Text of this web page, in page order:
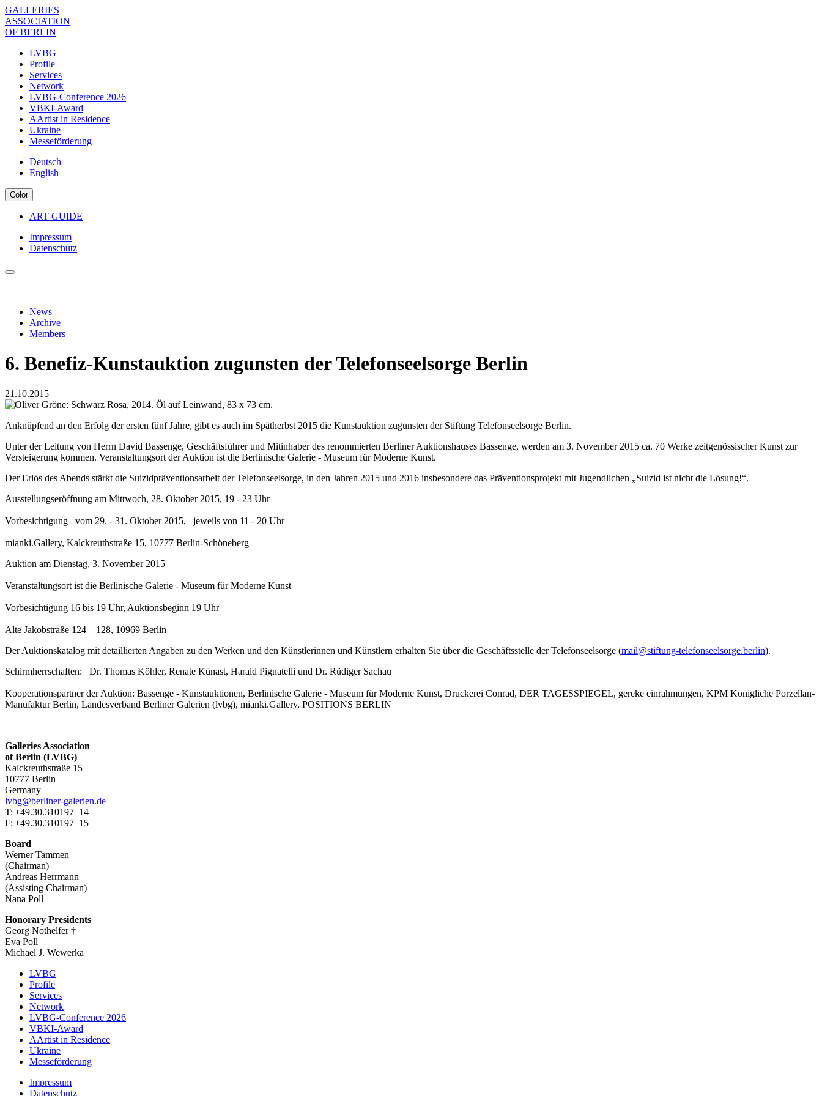
Skip
to
main
GALLERIES
ASSOCIATION
OF BERLIN
Menu
Association
EN
LVBG
Profile
Services
Network
LVBG-Conference 2026
VBKI-Award
AArtist in Residence
Ukraine
Messeförderung
Deutsch
English
Color
Navigation
Meta
ART GUIDE
Navigation
Footer
Impressum
Datenschutz
Menu
Association
EN
Level
News
Archive
Members
6. Benefiz-Kunstauktion zugunsten der Telefonseelsorge Berlin
21.10.2015
Anknüpfend an den Erfolg der ersten fünf Jahre, gibt es auch im Spätherbst 2015 die Kunstauktion zugunsten der Stiftung Telefonseelsorge Berlin.
Unter der Leitung von Herrn David Bassenge, Geschäftsführer und Mitinhaber des renommierten Berliner Auktionshauses Bassenge, werden am 3. November 2015 ca. 70 Werke zeitgenössischer Kunst zur
Versteigerung kommen. Veranstaltungsort der Auktion ist die Berlinische Galerie - Museum für Moderne Kunst.
Der Erlös des Abends stärkt die Suizidpräventionsarbeit der Telefonseelsorge, in den Jahren 2015 und 2016 insbesondere das Präventionsprojekt mit Jugendlichen „Suizid ist nicht die Lösung!“.
Ausstellungseröffnung am Mittwoch, 28. Oktober 2015, 19 - 23 Uhr
Vorbesichtigung vom 29. - 31. Oktober 2015, jeweils von 11 - 20 Uhr
mianki.Gallery, Kalckreuthstraße 15, 10777 Berlin-Schöneberg
Auktion am Dienstag, 3. November 2015
Veranstaltungsort ist die Berlinische Galerie - Museum für Moderne Kunst
Vorbesichtigung 16 bis 19 Uhr, Auktionsbeginn 19 Uhr
Alte Jakobstraße 124 – 128, 10969 Berlin
Der Auktionskatalog mit detaillierten Angaben zu den Werken und den Künstlerinnen und Künstlern erhalten Sie über die Geschäftsstelle der Telefonseelsorge (mail@stiftung-telefonseelsorge.berlin).
Schirmherrschaften: Dr. Thomas Köhler, Renate Künast, Harald Pignatelli und Dr. Rüdiger Sachau
Kooperationspartner der Auktion: Bassenge - Kunstauktionen, Berlinische Galerie - Museum für Moderne Kunst, Druckerei Conrad, DER TAGESSPIEGEL, gereke einrahmungen, KPM Königliche Porzellan-
Manufaktur Berlin, Landesverband Berliner Galerien (lvbg), mianki.Gallery, POSITIONS BERLIN
Galleries Association
of Berlin (LVBG)
Kalckreuthstraße 15
10777 Berlin
Germany
lvbg@berliner-galerien.de
T: +49.30.310197–14
F: +49.30.310197–15
Board
Werner Tammen
(Chairman)
Andreas Herrmann
(Assisting Chairman)
Nana Poll
Honorary Presidents
Georg Nothelfer †
Eva Poll
Michael J. Wewerka
Menu
Association
EN
LVBG
Profile
Services
Network
LVBG-Conference 2026
VBKI-Award
AArtist in Residence
Ukraine
Messeförderung
Impressum
Datenschutz